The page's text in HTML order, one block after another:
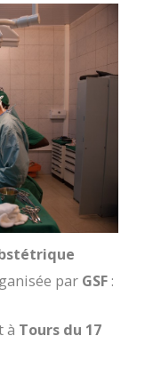
par GSF :
à Tours du 17